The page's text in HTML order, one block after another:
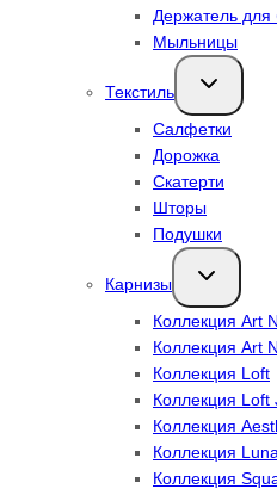
Держатель для
Мыльницы
Текстиль
Переключить
дочернее
Салфетки
Дорожка
Скатерти
Шторы
Подушки
Карнизы
Переключить
дочернее
Коллекция Art
Коллекция Art
Коллекция Loft
Коллекция Loft
Коллекция
Коллекция
Коллекция